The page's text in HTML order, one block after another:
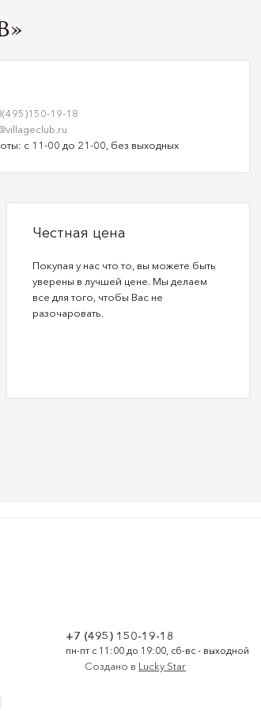
19-18
с 11-00 до 21-00, без выходных
Честная цена
Покупая у нас что то, вы можете быть
уверены в лучшей цене. Мы делаем
все для того, чтобы Вас не
разочаровать.
+7 (495) 150-19-18
пн-пт с 11:00 до 19:00, сб-вс - выходной
Создано в Lucky Star